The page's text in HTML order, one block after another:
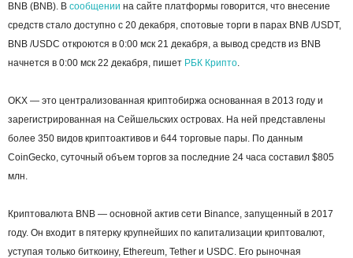
BNB (BNB). В сообщении на сайте платформы говорится, что внесение
средств стало доступно с 20 декабря, спотовые торги в парах BNB /USDT,
BNB /USDC откроются в 0:00 мск 21 декабря, а вывод средств из BNB
начнется в 0:00 мск 22 декабря, пишет РБК Крипто
OKX — это централизованная криптобиржа основанная в 2013 году и
зарегистрированная на Сейшельских островах. На ней представлены
более 350 видов криптоактивов и 644 торговые пары. По данным
CoinGecko, суточный объем торгов за последние 24 часа составил $805
млн.
Криптовалюта BNB — основной актив сети Binance, запущенный в 2017
году. Он входит в пятерку крупнейших по капитализации криптовалют,
уступая только биткоину, Ethereum, Tether и USDC. Его рыночная